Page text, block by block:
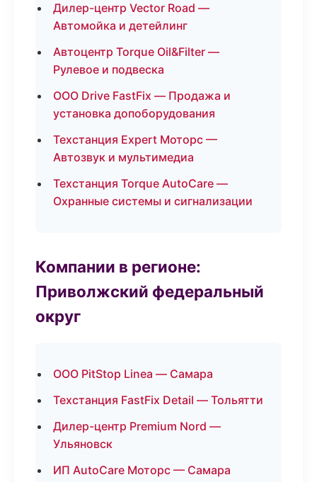
Дилер-центр Vector Road —
Автомойка и детейлинг
Автоцентр Torque Oil&Filter —
Рулевое и подвеска
ООО Drive FastFix — Продажа и
установка допоборудования
Техстанция Expert Моторс —
Автозвук и мультимедиа
Техстанция Torque AutoCare —
Охранные системы и сигнализации
Компании в регионе:
Приволжский федеральный
округ
ООО PitStop Linea — Самара
Техстанция FastFix Detail — Тольятти
Дилер-центр Premium Nord —
Ульяновск
ИП AutoCare Моторс — Самара